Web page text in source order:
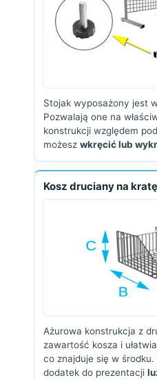
Stojak wyposażony jest
Pozwalają one na
konstrukcji względem
możesz wkręcić lub
Kosz druciany na
Ażurowa konstrukcja z
zawartość kosza i
co znajduje się w
dodatek do prezentacji